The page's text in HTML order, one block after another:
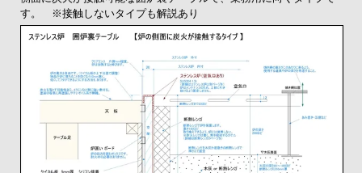
す。 ※接触しないタイプも解説あり